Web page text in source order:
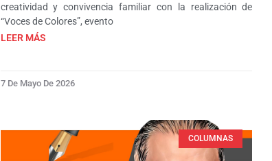
creatividad y convivencia familiar con la realización de
“Voces de Colores”, evento
LEER MÁS
7 De Mayo De 2026
COLUMNAS